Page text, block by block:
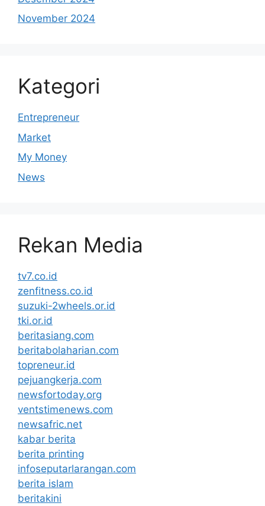
November 2024
Kategori
Entrepreneur
Market
My Money
News
Rekan Media
tv7.co.id
zenfitness.co.id
suzuki-2wheels.or.id
tki.or.id
beritasiang.com
beritabolaharian.com
topreneur.id
pejuangkerja.com
newsfortoday.org
ventstimenews.com
newsafric.net
kabar berita
berita printing
infoseputarlarangan.com
berita islam
beritakini